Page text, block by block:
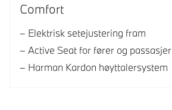
Comfort
Elektrisk setejustering fram
Active Seat for fører og passasjer
Harman Kardon høyttalersystem